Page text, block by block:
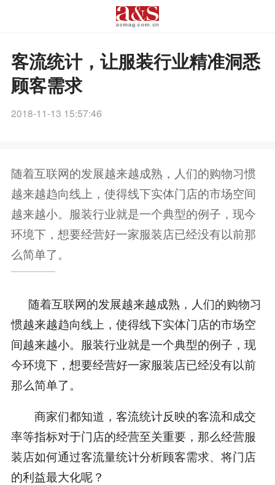
客流统计，让服装行业精准洞悉
顾客需求
2018-11-13 15:57:46
随着互联网的发展越来越成熟，人们的购物习惯
越来越趋向线上，使得线下实体门店的市场空间
越来越小。服装行业就是一个典型的例子，现今
环境下，想要经营好一家服装店已经没有以前那
么简单了。
随着互联网的发展越来越成熟，人们的购物习
惯越来越趋向线上，使得线下实体门店的市场空
间越来越小。服装行业就是一个典型的例子，现
今环境下，想要经营好一家服装店已经没有以前
那么简单了。
商家们都知道，客流统计反映的客流和成交
率等指标对于门店的经营至关重要，那么经营服
装店如何通过客流量统计分析顾客需求、将门店
的利益最大化呢？